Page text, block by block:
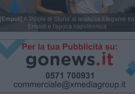
[Empoli] A 'Pillole di Storia' si analizza il legame tra
Empoli e l'epoca napoleonica